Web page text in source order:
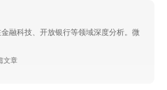
融科技、开放银行等领域深度分析。微
文章